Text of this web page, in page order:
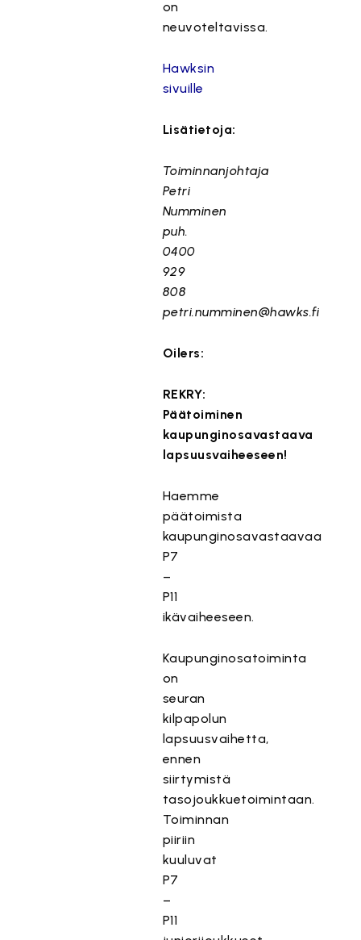
on
neuvoteltavissa.
Hawksin
sivuille
Lisätietoja:
Toiminnanjohtaja
Petri
Numminen
puh.
0400
929
808
petri.numminen@hawks.fi
Oilers:
REKRY:
Päätoiminen
kaupunginosavastaava
lapsuusvaiheeseen!
Haemme
päätoimista
kaupunginosavastaavaa
P7
–
P11
ikävaiheeseen.
Kaupunginosatoiminta
on
seuran
kilpapolun
lapsuusvaihetta,
ennen
siirtymistä
tasojoukkuetoimintaan.
Toiminnan
piiriin
kuuluvat
P7
–
P11